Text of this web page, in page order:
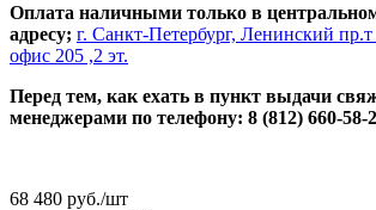
Оплата наличными только в
адресу; г. Санкт-Петербург, Ленинский пр.т
офис 205 ,2 эт.
Перед тем, как ехать в пункт выдачи
менеджерами по телефону: 8 (812) 660-58-
68 480 руб./шт